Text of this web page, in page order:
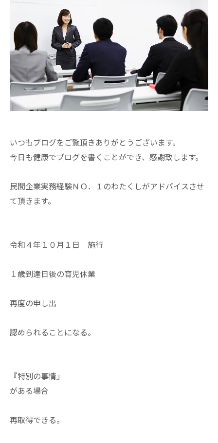
いつもブログをご覧頂きありがとうございます。
今日も健康でブログを書くことができ、感謝致します。
民間企業実務経験ＮＯ．１のわたくしがアドバイスさせ
て頂きます。
令和４年１０月１日 施行
１歳到達日後の育児休業
再度の申し出
認められることになる。
『特別の事情』
がある場合
再取得できる。